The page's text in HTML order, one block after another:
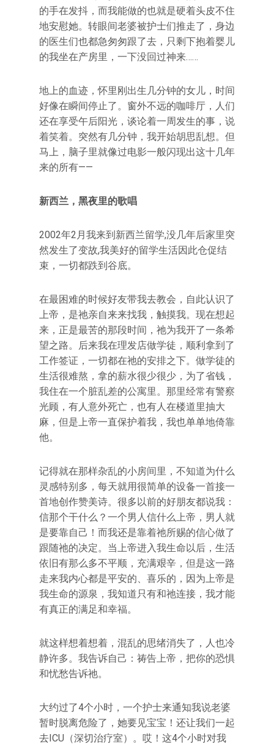
的手在发抖，而我能做的也就是硬着头皮不住
地安慰她。转眼间老婆被护士们推走了，身边
的医生们也都急匆匆跟了去，只剩下抱着婴儿
的我坐在产房里，一下没回过神来……
地上的血迹，怀里刚出生几分钟的女儿，时间
好像在瞬间停止了。窗外不远的咖啡厅，人们
还在享受午后阳光，谈论着一周发生的事，说
着笑着。突然有几分钟，我开始胡思乱想。但
马上，脑子里就像过电影一般闪现出这十几年
来的所有——
新西兰，黑夜里的歌唱
2002年2月我来到新西兰留学,没几年后家里突
然发生了变故,我美好的留学生活因此仓促结
束，一切都跌到谷底。
在最困难的时候好友带我去教会，自此认识了
上帝，是祂亲自来来找我，触摸我。现在想起
来，正是最苦的那段时间，祂为我开了一条希
望之路。后来我在理发店做学徒，顺利拿到了
工作签证，一切都在祂的安排之下。做学徒的
生活很难熬，拿的薪水很少很少，为了省钱，
我住在一个脏乱差的公寓里。那里经常有警察
光顾，有人意外死亡，也有人在楼道里抽大
麻，但是上帝一直保护着我，我也单单地倚靠
他。
记得就在那样杂乱的小房间里，不知道为什么
灵感特别多，每天就用很简单的设备一首接一
首地创作赞美诗。很多以前的好朋友都说我：
信那个干什么？一个男人信什么上帝，男人就
是要靠自己！而我还是靠着祂所赐的信心做了
跟随祂的决定。当上帝进入我生命以后，生活
依旧有那么多不平顺，充满艰辛，但是这一路
走来我内心都是平安的、喜乐的，因为上帝是
我生命的源泉，我知道只有和祂连接，我才能
有真正的满足和幸福。
就这样想着想着，混乱的思绪消失了，人也冷
静许多。我告诉自己：祷告上帝，把你的恐惧
和忧愁告诉祂。
大约过了4个小时，一个护士来通知我说老婆
暂时脱离危险了，她要见宝宝！还让我们一起
去ICU（深切治疗室）。哎！这4个小时对我